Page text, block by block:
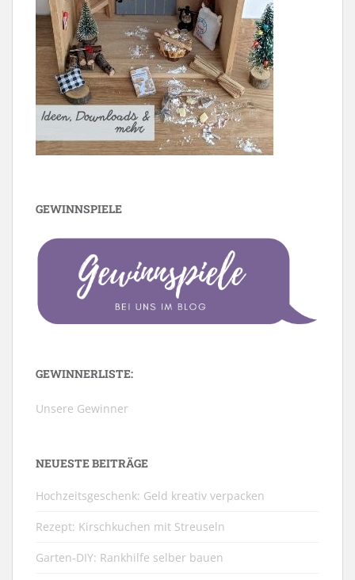
GEWINNSPIELE
GEWINNERLISTE:
Unsere Gewinner
NEUESTE BEITRÄGE
Hochzeitsgeschenk: Geld kreativ verpacken
Rezept: Kirschkuchen mit Streuseln
Garten-DIY: Rankhilfe selber bauen